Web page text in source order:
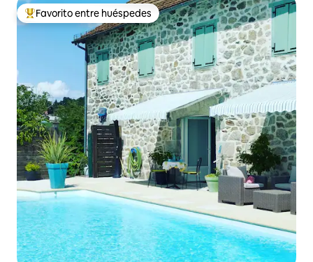
Favorito entre huéspedes preferido
Favorito entre huéspedes